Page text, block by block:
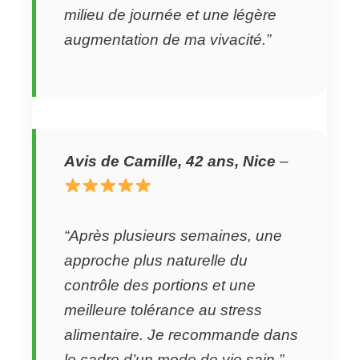
milieu de journée et une légère
augmentation de ma vivacité.”
Avis de Camille, 42 ans, Nice –
“Après plusieurs semaines, une
approche plus naturelle du
contrôle des portions et une
meilleure tolérance au stress
alimentaire. Je recommande dans